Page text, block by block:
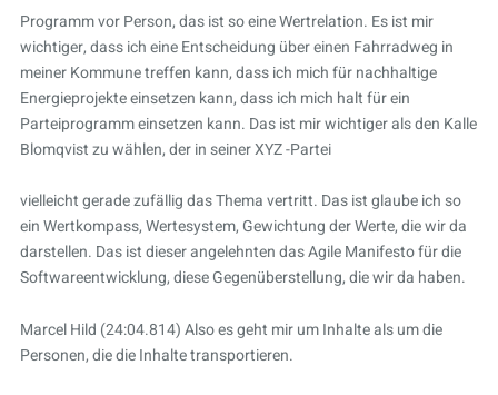
Programm vor Person, das ist so eine Wertrelation. Es ist mir
wichtiger, dass ich eine Entscheidung über einen Fahrradweg in
meiner Kommune treffen kann, dass ich mich für nachhaltige
Energieprojekte einsetzen kann, dass ich mich halt für ein
Parteiprogramm einsetzen kann. Das ist mir wichtiger als den Kalle
Blomqvist zu wählen, der in seiner XYZ -Partei
vielleicht gerade zufällig das Thema vertritt. Das ist glaube ich so
ein Wertkompass, Wertesystem, Gewichtung der Werte, die wir da
darstellen. Das ist dieser angelehnten das Agile Manifesto für die
Softwareentwicklung, diese Gegenüberstellung, die wir da haben.
Marcel Hild (24:04.814) Also es geht mir um Inhalte als um die
Personen, die die Inhalte transportieren.